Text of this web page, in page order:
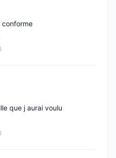
conforme
que j aurai voulu